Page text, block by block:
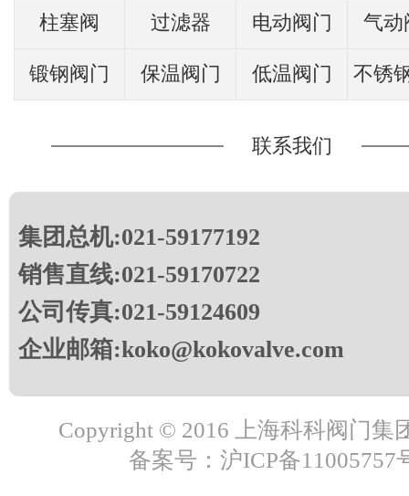
柱塞阀 过滤器 电动阀门 气动
锻钢阀门 保温阀门 低温阀门 不锈
联系我们
集团总机:021-59177192
销售直线:021-59170722
公司传真:021-59124609
企业邮箱:koko@kokovalve.com
Copyright © 2016 上海科科阀门集
备案号：沪ICP备11005757